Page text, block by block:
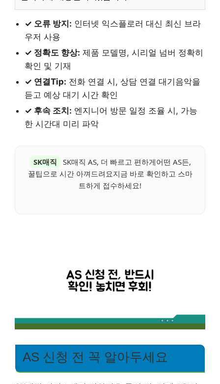
✓ 오류 방지: 인터넷 익스플로러 대신 최신 브라
우저 사용
✓ 정확도 향상: 제품 모델명, 시리얼 넘버 정확히
확인 및 기재
✓ 연결Tip: 전화 연결 시, 상담 연결 대기음악을
듣고 예상 대기 시간 확인
✓ 후속 조치: 엔지니어 방문 일정 조율 시, 가능
한 시간대 미리 파악
SK매직
SK매직 AS, 더 빠르고 편하게어떤 AS든,
꿀팁으로 시간 아껴드려요지금 바로 확인하고 스마
트하게 접수하세요!
AS 신청 전 꼭 알아두세요